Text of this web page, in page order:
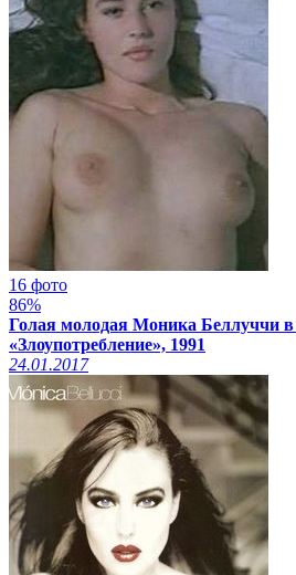
16 фото
86%
Голая молодая Моника Беллуччи
«Злоупотребление», 1991
24.01.2017